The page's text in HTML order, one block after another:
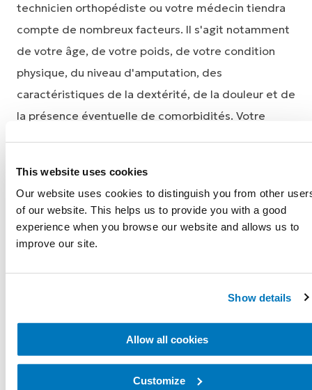
This website uses cookies
Our website uses cookies to distinguish you from other
of our website. This helps us to provide you with a good
experience when you browse our website and allows us to
improve our site.
Show details
Allow all cookies
Customize
technicien orthopédiste ou votre médecin tiendra
compte de nombreux facteurs. Il s'agit notamment
de votre âge, de votre poids, de votre condition
physique, du niveau d'amputation, des
caractéristiques de la dextérité, de la douleur et de
la présence éventuelle de comorbidités. Votre
Les quatre catégories du
niveau K